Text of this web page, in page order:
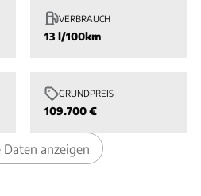
VERBRAUCH
13 l/100km
GRUNDPREIS
109.700 €
anzeigen